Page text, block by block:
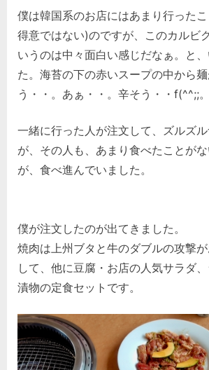
僕は韓国系のお店にはあまり行った
得意ではない)のですが、このカルビ
いうのは中々面白い感じだなぁ。と
た。海苔の下の赤いスープの中から
う・・。あぁ・・。辛そう・・f(^^;;。
一緒に行った人が注文して、ズルズ
が、その人も、あまり食べたことが
が、食べ進んでいました。
僕が注文したのが出てきました。
焼肉は上州ブタと牛のダブルの攻撃
して、他に豆腐・お店の人気サラダ
漬物の定食セットです。